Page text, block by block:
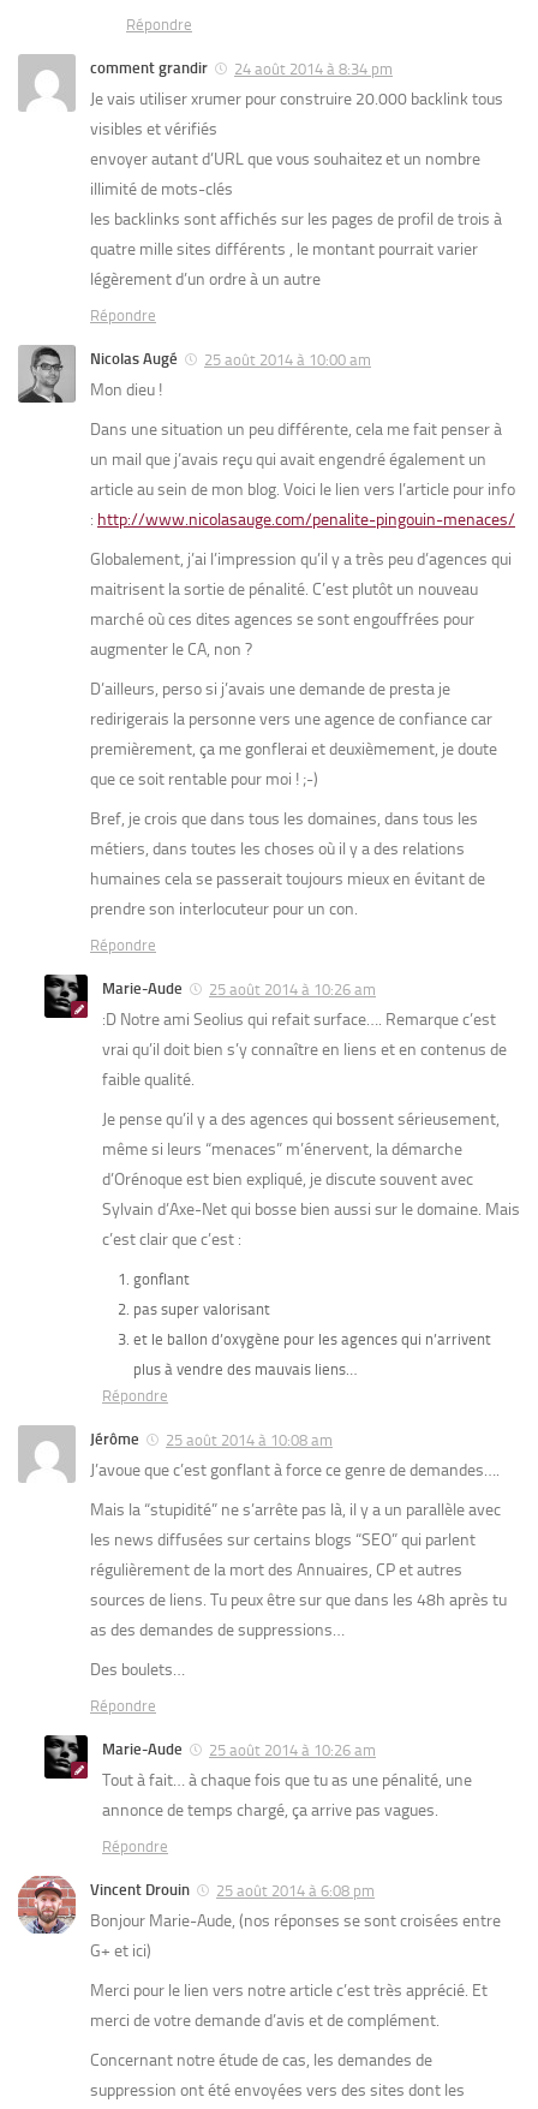
Répondre
comment grandir 24 août 2014 à 8:34 pm
Je vais utiliser xrumer pour construire 20.000 backlink tous
visibles et vérifiés
envoyer autant d’URL que vous souhaitez et un nombre
illimité de mots-clés
les backlinks sont affichés sur les pages de profil de trois à
quatre mille sites différents , le montant pourrait varier
légèrement d’un ordre à un autre
Répondre
Nicolas Augé 25 août 2014 à 10:00 am
Mon dieu !
Dans une situation un peu différente, cela me fait penser à
un mail que j’avais reçu qui avait engendré également un
article au sein de mon blog. Voici le lien vers l’article pour info
: http://www.nicolasauge.com/penalite-pingouin-menaces/
Globalement, j’ai l’impression qu’il y a très peu d’agences qui
maitrisent la sortie de pénalité. C’est plutôt un nouveau
marché où ces dites agences se sont engouffrées pour
augmenter le CA, non ?
D’ailleurs, perso si j’avais une demande de presta je
redirigerais la personne vers une agence de confiance car
premièrement, ça me gonflerai et deuxièmement, je doute
que ce soit rentable pour moi ! ;-)
Bref, je crois que dans tous les domaines, dans tous les
métiers, dans toutes les choses où il y a des relations
humaines cela se passerait toujours mieux en évitant de
prendre son interlocuteur pour un con.
Répondre
Marie-Aude 25 août 2014 à 10:26 am
:D Notre ami Seolius qui refait surface…. Remarque c’est
vrai qu’il doit bien s’y connaître en liens et en contenus de
faible qualité.
Je pense qu’il y a des agences qui bossent sérieusement,
même si leurs “menaces” m’énervent, la démarche
d’Orénoque est bien expliqué, je discute souvent avec
Sylvain d’Axe-Net qui bosse bien aussi sur le domaine. Mais
c’est clair que c’est :
gonflant
pas super valorisant
et le ballon d’oxygène pour les agences qui n’arrivent
plus à vendre des mauvais liens…
Répondre
Jérôme 25 août 2014 à 10:08 am
J’avoue que c’est gonflant à force ce genre de demandes….
Mais la “stupidité” ne s’arrête pas là, il y a un parallèle avec
les news diffusées sur certains blogs “SEO” qui parlent
régulièrement de la mort des Annuaires, CP et autres
sources de liens. Tu peux être sur que dans les 48h après tu
as des demandes de suppressions…
Des boulets…
Répondre
Marie-Aude 25 août 2014 à 10:26 am
Tout à fait… à chaque fois que tu as une pénalité, une
annonce de temps chargé, ça arrive pas vagues.
Répondre
Vincent Drouin 25 août 2014 à 6:08 pm
Bonjour Marie-Aude, (nos réponses se sont croisées entre
G+ et ici)
Merci pour le lien vers notre article c’est très apprécié. Et
merci de votre demande d’avis et de complément.
Concernant notre étude de cas, les demandes de
suppression ont été envoyées vers des sites dont les